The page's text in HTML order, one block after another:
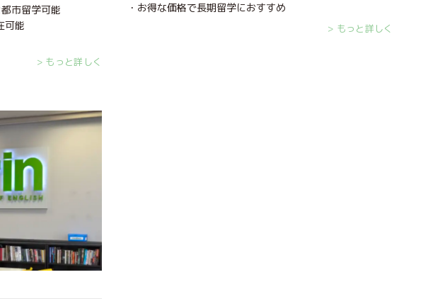
市留学可能
可能
> もっと詳しく
・お得な価格で長期留学におすすめ
> もっと詳しく